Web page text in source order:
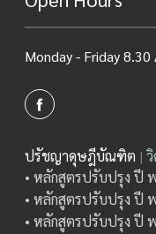
Monday - Friday
ปรัชญาดุษฎีบัณฑิต |
• หลักสูตรปรับปรุง ปี
• หลักสูตรปรับปรุง ปี
• หลักสูตรปรับปรุง ปี